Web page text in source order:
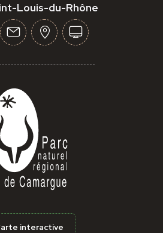
Louis-du-Rhône
interactive